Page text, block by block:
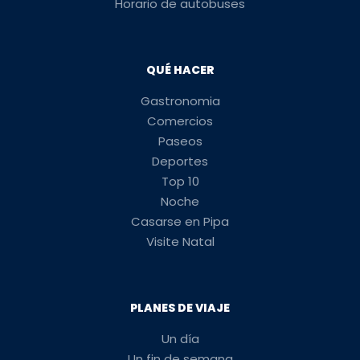
Horario de autobuses
QUÉ HACER
Gastronomia
Comercios
Paseos
Deportes
Top 10
Noche
Casarse en Pipa
Visite Natal
PLANES DE VIAJE
Un día